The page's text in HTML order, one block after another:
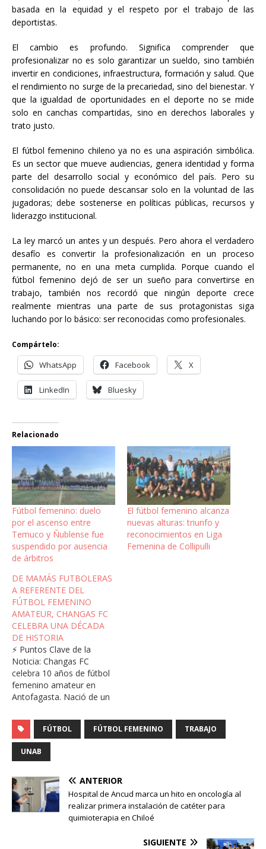
basada en la equidad y el respeto por el trabajo de las
deportistas.
El cambio es profundo. Significa comprender que
profesionalizar no es solo garantizar un sueldo, sino también
invertir en condiciones, infraestructura, formación y salud. Que
el rendimiento no surge de la precariedad, sino del bienestar. Y
que la igualdad de oportunidades en el deporte no se mide
solo en canchas compartidas, sino en derechos laborales y
trato justo.
El fútbol femenino chileno ya no es una aspiración simbólica.
Es un sector que mueve audiencias, genera identidad y forma
parte del desarrollo social y económico del país. Pero su
consolidación no puede descansar solo en la voluntad de las
jugadoras; debe sostenerse en políticas públicas, recursos y
liderazgo institucional.
La ley marcó un antes y un después. Pero ahora el verdadero
desafío es convertir la profesionalización en un proceso
permanente, no en una meta cumplida. Porque cuando el
fútbol femenino dejó de ser un sueño para convertirse en
trabajo, también nos recordó que ningún deporte crece
realmente mientras una parte de sus protagonistas siga
luchando por lo básico: ser reconocidas como profesionales.
Compártelo:
WhatsApp Facebook X
LinkedIn Bluesky
Relacionado
Fútbol femenino: duelo
por el ascenso entre
Temuco y Ñublense fue
suspendido por ausencia
de árbitros
El fútbol femenino alcanza
nuevas alturas: triunfo y
reconocimientos en Liga
Femenina de Collipulli
DE MAMÁS FUTBOLERAS
A REFERENTE DEL
FÚTBOL FEMENINO
AMATEUR, CHANGAS FC
CELEBRA UNA DÉCADA
DE HISTORIA
⚡ Puntos Clave de la
Noticia: Changas FC
celebra 10 años de fútbol
femenino amateur en
Antofagasta. Nació de un
referente con 30
jugadoras. Busca ser
semillero para futuras
generaciones de
antofagastino nació hace
diez años entre un grupo
de apoderadas…
FÚTBOL FÚTBOL FEMENINO TRABAJO
UNAB
ANTERIOR
Hospital de Ancud marca un hito en oncología al
realizar primera instalación de catéter para
quimioterapia en Chiloé
SIGUIENTE